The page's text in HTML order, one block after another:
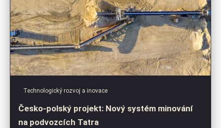
Technologický rozvoj a inovace
Česko-polský projekt: Nový systém minování
na podvozcích Tatra